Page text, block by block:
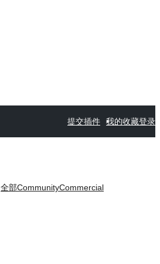
提交插件 我的收藏登录
全部CommunityCommercial